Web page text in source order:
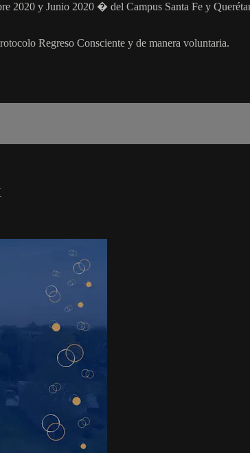
2020 y Junio 2020 � del Campus Santa Fe y
Regreso Consciente y de manera voluntaria.